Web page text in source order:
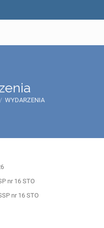
/ WYDARZENIA
nr 16 STO
nr 16 STO